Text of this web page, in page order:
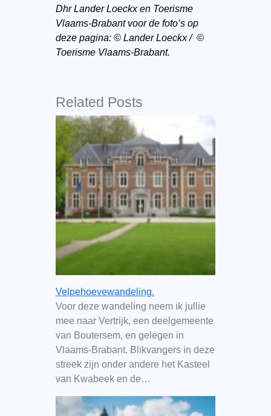
Dhr Lander Loeckx en Toerisme
Vlaams-Brabant voor de foto’s op
deze pagina: © Lander Loeckx / ©
Toerisme Vlaams-Brabant.
Related Posts
Velpehoevewandeling.
Voor deze wandeling neem ik jullie
mee naar Vertrijk, een deelgemeente
van Boutersem, en gelegen in
Vlaams-Brabant. Blikvangers in deze
streek zijn onder andere het Kasteel
van Kwabeek en de…